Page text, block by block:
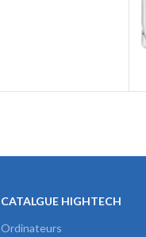
CATALGUE HIGHTECH
Ordinateurs